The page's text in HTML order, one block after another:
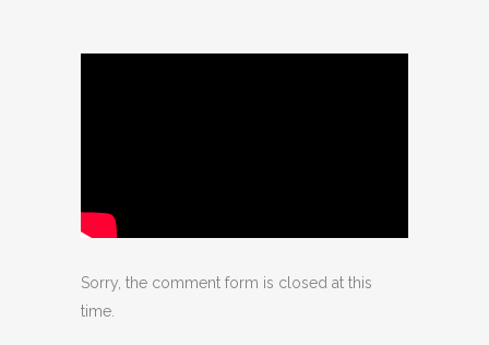
Sorry, the comment form is closed at this
time.